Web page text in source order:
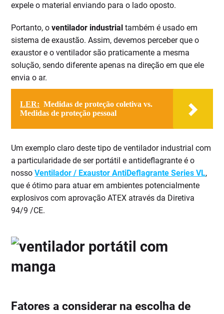
expele o material enviando para o lado oposto.
Portanto, oventilador industrial também é usado em
sistema de exaustão. Assim, devemos perceber que o
exaustor e o ventilador são praticamente a mesma
solução, sendo diferente apenas na direção em que ele
envia o ar.
LER: Medidas de proteção coletiva vs.
Medidas de proteção pessoal
Um exemplo claro deste tipo de ventilador industrial com
a particularidade de ser portátil e antideflagrante é o
nossoVentilador / Exaustor AntiDeflagrante Series VL,
que é ótimo para atuar em ambientes potencialmente
explosivos com aprovação ATEX através da Diretiva
94/9 /CE.
Fatores a considerar na escolha de